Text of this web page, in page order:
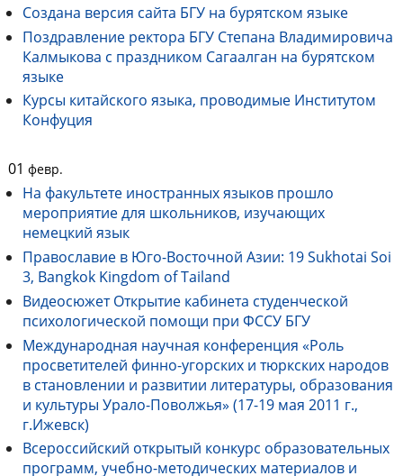
Создана версия сайта БГУ на бурятском языке
Поздравление ректора БГУ Степана Владимировича
Калмыкова с праздником Сагаалган на бурятском
языке
Курсы китайского языка, проводимые Институтом
Конфуция
01 февр.
На факультете иностранных языков прошло
мероприятие для школьников, изучающих
немецкий язык
Православие в Юго-Восточной Азии: 19 Sukhotai Soi
3, Bangkok Kingdom of Tailand
Видеосюжет Открытие кабинета студенческой
психологической помощи при ФССУ БГУ
Международная научная конференция «Роль
просветителей финно-угорских и тюркских народов
в становлении и развитии литературы, образования
и культуры Урало-Поволжья» (17-19 мая 2011 г.,
г.Ижевск)
Всероссийский открытый конкурс образовательных
программ, учебно-методических материалов и